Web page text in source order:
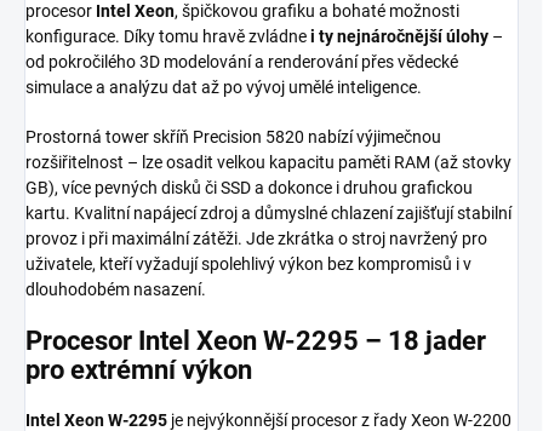
procesor Intel Xeon, špičkovou grafiku a bohaté možnosti
konfigurace. Díky tomu hravě zvládnei ty nejnáročnější úlohy –
od pokročilého 3D modelování a renderování přes vědecké
simulace a analýzu dat až po vývoj umělé inteligence.
Prostorná tower skříň Precision 5820 nabízí výjimečnou
rozšiřitelnost – lze osadit velkou kapacitu paměti RAM (až stovky
GB), více pevných disků či SSD a dokonce i druhou grafickou
kartu. Kvalitní napájecí zdroj a důmyslné chlazení zajišťují stabilní
provoz i při maximální zátěži. Jde zkrátka o stroj navržený pro
uživatele, kteří vyžadují spolehlivý výkon bez kompromisů i v
dlouhodobém nasazení.
Procesor Intel Xeon W-2295 – 18 jader
pro extrémní výkon
Intel Xeon W-2295 je nejvýkonnější procesor z řady Xeon W-2200